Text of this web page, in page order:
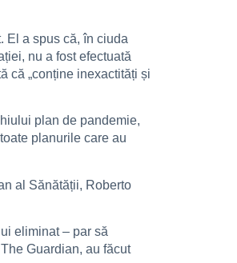
El a spus că, în ciuda
nu a fost efectuată
că „conține inexactități și
plan de pandemie,
planurile care au
al Sănătății, Roberto
eliminat – par să
Guardian, au făcut